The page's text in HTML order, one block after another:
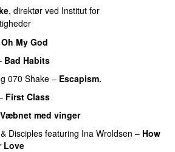
, direktør ved Institut for
Oh My God
Bad Habits
070 Shake – Escapism.
First Class
Væbnet med vinger
& Disciples featuring Ina Wroldsen – How
Love